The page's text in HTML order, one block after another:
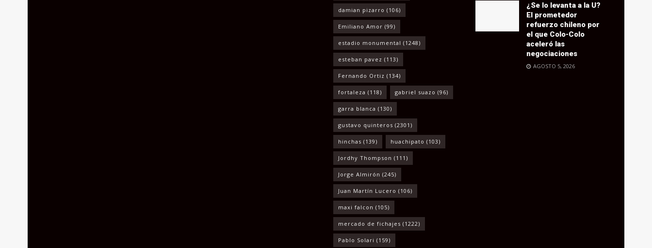
damian pizarro (106)
Emiliano Amor (99)
estadio monumental (1248)
esteban pavez (113)
Fernando Ortiz (134)
fortaleza (118) gabriel suazo (96)
garra blanca (130)
gustavo quinteros (2301)
hinchas (139) huachipato (103)
Jordhy Thompson (111)
Jorge Almirón (245)
Juan Martín Lucero (106)
maxi falcon (105)
mercado de fichajes (1222)
Pablo Solari (159)
¿Se lo levanta a la U?
El prometedor
refuerzo chileno por
el que Colo-Colo
aceleró las
negociaciones
AGOSTO 5, 2026